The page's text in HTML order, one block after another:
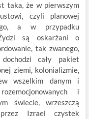
taka, że w pierwszym
czyli planowej
a w przypadku
są oskarżani o
tak zwanego,
cały pakiet
ziemi, kolonializmie,
wszelkim danym i
i
świecie, wrzeszczą
Izrael czystek